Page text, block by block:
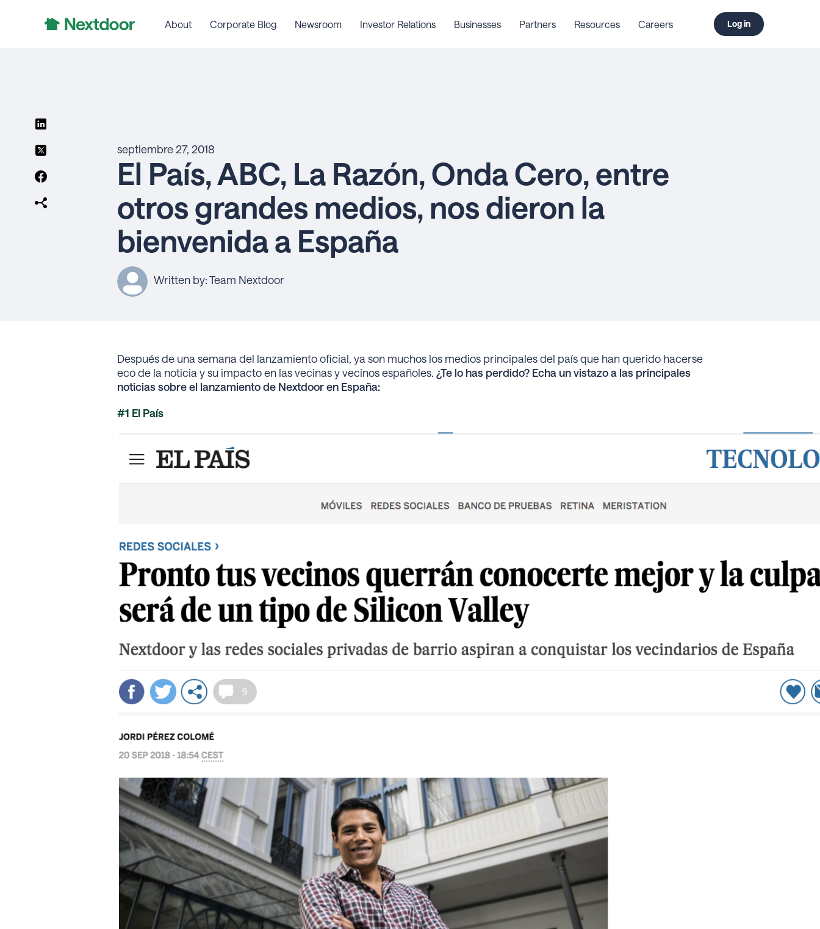
About Corporate Blog Newsroom Investor Relations Businesses Partners Resources Careers Log in
septiembre 27, 2018
El País, ABC, La Razón, Onda Cero, entre
otros grandes medios, nos dieron la
bienvenida a España
Written by: Team Nextdoor
Después de una semana del lanzamiento oficial, ya son muchos los medios principales del país que han querido hacerse
eco de la noticia y su impacto en las vecinas y vecinos españoles. ¿Te lo has perdido? Echa un vistazo a las principales
noticias sobre el lanzamiento de Nextdoor en España:
#1 El País